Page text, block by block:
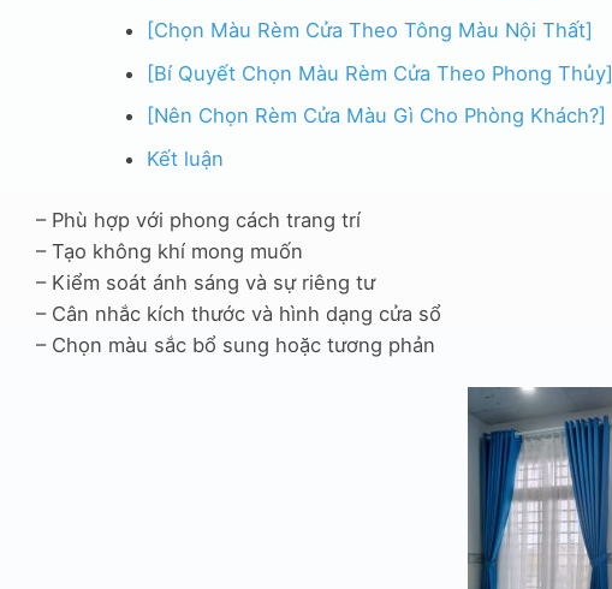
[Chọn Màu Rèm Cửa Theo Tông Màu Nội Thất]
[Bí Quyết Chọn Màu Rèm Cửa Theo Phong Thủy]
[Nên Chọn Rèm Cửa Màu Gì Cho Phòng Khách?]
Kết luận
– Phù hợp với phong cách trang trí
– Tạo không khí mong muốn
– Kiểm soát ánh sáng và sự riêng tư
– Cân nhắc kích thước và hình dạng cửa sổ
– Chọn màu sắc bổ sung hoặc tương phản